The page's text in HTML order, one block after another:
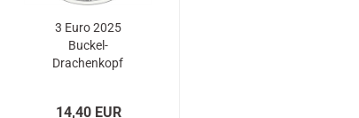
3 Euro 2025
Buckel-
Drachenkopf
14,40 EUR